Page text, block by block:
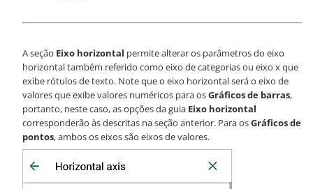
A seção Eixo horizontal permite alterar os parâmetros do eixo
horizontal também referido como eixo de categorias ou eixo x que
exibe rótulos de texto. Note que o eixo horizontal será o eixo de
valores que exibe valores numéricos para osGráficos de barras,
portanto, neste caso, as opções da guia Eixo horizontal
corresponderão às descritas na seção anterior. Para osGráficos de
pontos, ambos os eixos são eixos de valores.